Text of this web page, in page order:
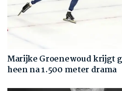
Marijke Groenewoud krijgt
heen na 1.500 meter drama